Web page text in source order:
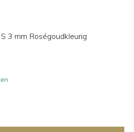
3 mm Roségoudkleurig